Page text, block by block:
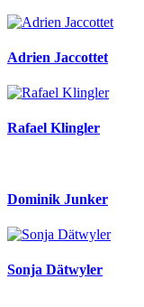
Adrien Jaccottet
Rafael Klingler
Dominik Junker
Sonja Dätwyler